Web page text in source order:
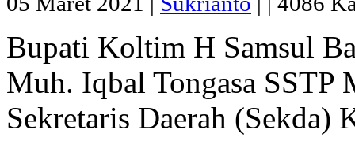
Bupati Koltim H Samsul
Muh. Iqbal Tongasa SSTP
Sekretaris Daerah (Sekda)